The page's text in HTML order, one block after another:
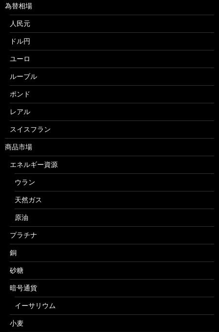
為替相場
人民元
ドル円
ユーロ
ルーブル
ポンド
レアル
スイスフラン
商品市場
エネルギー資源
ウラン
天然ガス
原油
プラチナ
銅
砂糖
暗号通貨
イーサリウム
小麦